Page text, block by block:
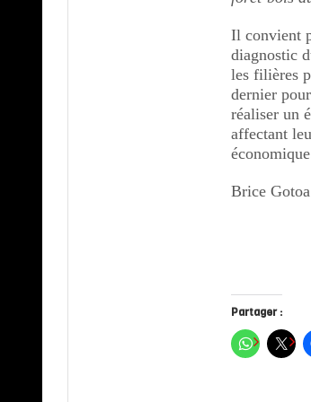
Il convient
diagnostic
les filières
dernier
réaliser un
affectant
Brice Gotoa
Partager :